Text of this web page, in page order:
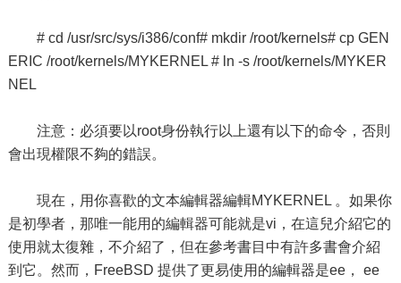
# cd /usr/src/sys/i386/conf# mkdir /root/kernels# cp GEN
ERIC /root/kernels/MYKERNEL # ln -s /root/kernels/MYKER
NEL
注意：必須要以root身份執行以上還有以下的命令，否則
會出現權限不夠的錯誤。
現在，用你喜歡的文本編輯器編輯MYKERNEL 。如果你
是初學者，那唯一能用的編輯器可能就是vi，在這兒介紹它的
使用就太復雜，不介紹了，但在參考書目中有許多書會介紹
到它。然而，FreeBSD 提供了更易使用的編輯器是ee， ee